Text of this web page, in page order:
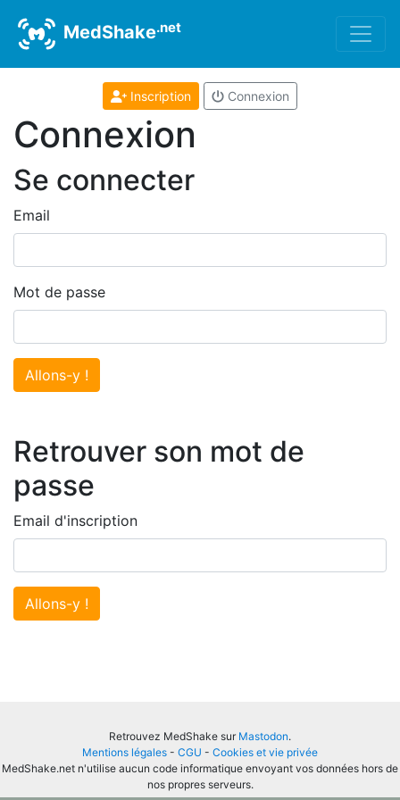
MedShake.net
Inscription Connexion
Connexion
Se connecter
Email
Mot de passe
Allons-y !
Retrouver son mot de
passe
Email d'inscription
Allons-y !
Retrouvez MedShake sur Mastodon.
Mentions légales - CGU - Cookies et vie privée
MedShake.net n'utilise aucun code informatique envoyant vos données hors de
nos propres serveurs.